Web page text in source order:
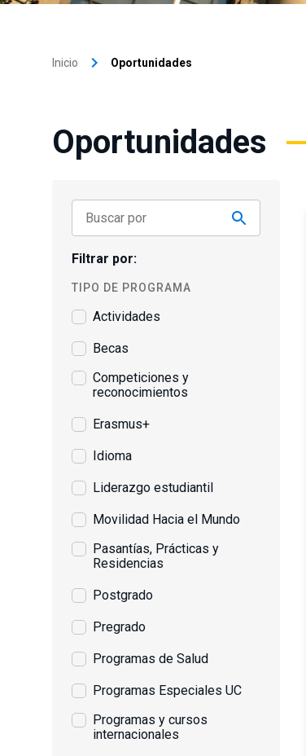
Inicio keyboard_arrow_right Oportunidades
Oportunidades
Filtrar por:
TIPO DE PROGRAMA
Actividades
Becas
Competiciones y
reconocimientos
Erasmus+
Idioma
Liderazgo estudiantil
Movilidad Hacia el Mundo
Pasantías, Prácticas y
Residencias
Postgrado
Pregrado
Programas de Salud
Programas Especiales UC
Programas y cursos
internacionales